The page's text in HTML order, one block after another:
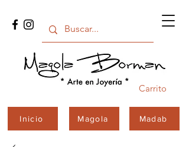
Carrito
Inicio Magola Madab